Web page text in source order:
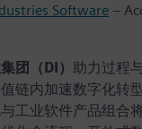
Software –
团（DI）
助力过程
链内加速数字化转
工业软件产品组合